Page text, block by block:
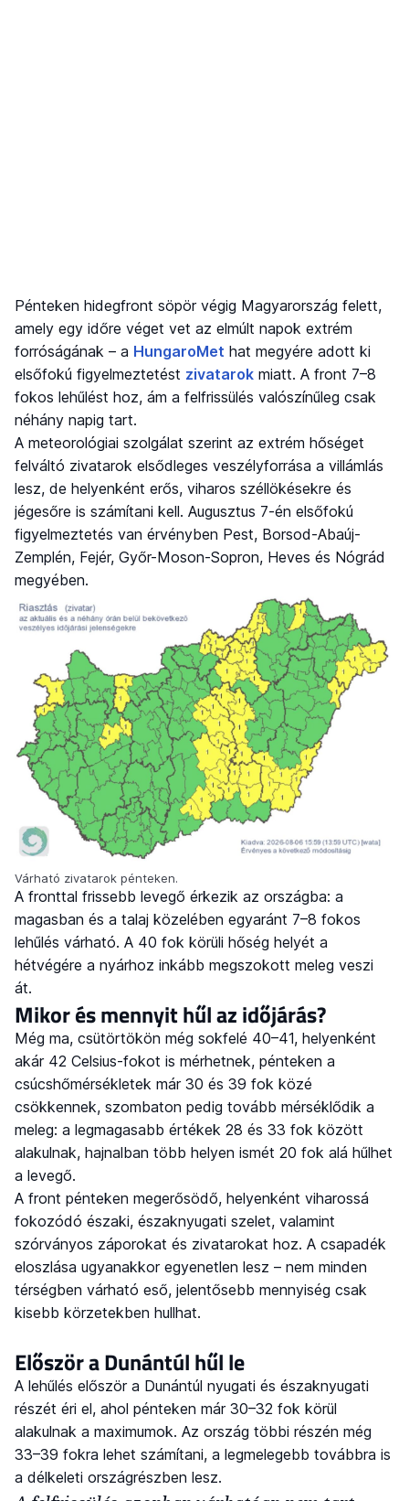
Pénteken hidegfront söpör végig Magyarország felett,
amely egy időre véget vet az elmúlt napok extrém
forróságának – a HungaroMet hat megyére adott ki
elsőfokú figyelmeztetést zivatarok miatt. A front 7–8
fokos lehűlést hoz, ám a felfrissülés valószínűleg csak
néhány napig tart.
A meteorológiai szolgálat szerint az extrém hőséget
felváltó zivatarok elsődleges veszélyforrása a villámlás
lesz, de helyenként erős, viharos széllökésekre és
jégesőre is számítani kell. Augusztus 7-én elsőfokú
figyelmeztetés van érvényben Pest, Borsod-Abaúj-
Zemplén, Fejér, Győr-Moson-Sopron, Heves és Nógrád
megyében.
Várható zivatarok pénteken.
A fronttal frissebb levegő érkezik az országba: a
magasban és a talaj közelében egyaránt 7–8 fokos
lehűlés várható. A 40 fok körüli hőség helyét a
hétvégére a nyárhoz inkább megszokott meleg veszi
át.
Mikor és mennyit hűl az időjárás?
Még ma, csütörtökön még sokfelé 40–41, helyenként
akár 42 Celsius-fokot is mérhetnek, pénteken a
csúcshőmérsékletek már 30 és 39 fok közé
csökkennek, szombaton pedig tovább mérséklődik a
meleg: a legmagasabb értékek 28 és 33 fok között
alakulnak, hajnalban több helyen ismét 20 fok alá hűlhet
a levegő.
A front pénteken megerősödő, helyenként viharossá
fokozódó északi, északnyugati szelet, valamint
szórványos záporokat és zivatarokat hoz. A csapadék
eloszlása ugyanakkor egyenetlen lesz – nem minden
térségben várható eső, jelentősebb mennyiség csak
kisebb körzetekben hullhat.
Először a Dunántúl hűl le
A lehűlés először a Dunántúl nyugati és északnyugati
részét éri el, ahol pénteken már 30–32 fok körül
alakulnak a maximumok. Az ország többi részén még
33–39 fokra lehet számítani, a legmelegebb továbbra is
a délkeleti országrészben lesz.